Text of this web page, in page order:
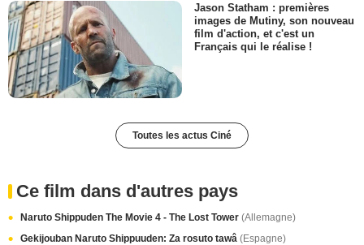
Jason Statham : premières
images de Mutiny, son nouveau
film d'action, et c'est un
Français qui le réalise !
Toutes les actus Ciné
Ce film dans d'autres pays
Naruto Shippuden The Movie 4 - The Lost Tower (Allemagne)
Gekijouban Naruto Shippuuden: Za rosuto tawâ (Espagne)